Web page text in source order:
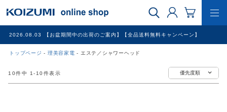
2026.08.03 【お盆期間中の出荷のご案内】【全品送料無料キャンペーン】
トップページ 理美容家電 エステ／シャワーヘッド
優先度順
10件中 1 - 10件表示